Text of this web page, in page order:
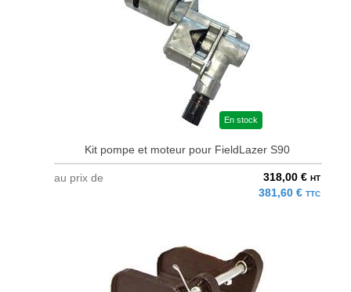
En stock
Kit pompe et moteur pour FieldLazer S90
au prix de 318,00 € HT
381,60 € TTC